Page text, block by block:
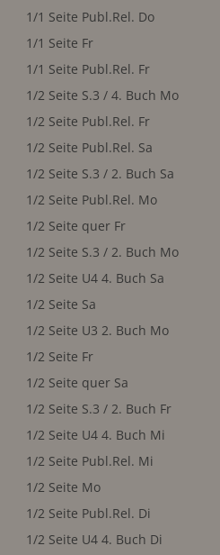
1/1 Seite Publ.Rel. Do
1/1 Seite Fr
1/1 Seite Publ.Rel. Fr
1/2 Seite S.3 / 4. Buch Mo
1/2 Seite Publ.Rel. Fr
1/2 Seite Publ.Rel. Sa
1/2 Seite S.3 / 2. Buch Sa
1/2 Seite Publ.Rel. Mo
1/2 Seite quer Fr
1/2 Seite S.3 / 2. Buch Mo
1/2 Seite U4 4. Buch Sa
1/2 Seite Sa
1/2 Seite U3 2. Buch Mo
1/2 Seite Fr
1/2 Seite quer Sa
1/2 Seite S.3 / 2. Buch Fr
1/2 Seite U4 4. Buch Mi
1/2 Seite Publ.Rel. Mi
1/2 Seite Mo
1/2 Seite Publ.Rel. Di
1/2 Seite U4 4. Buch Di